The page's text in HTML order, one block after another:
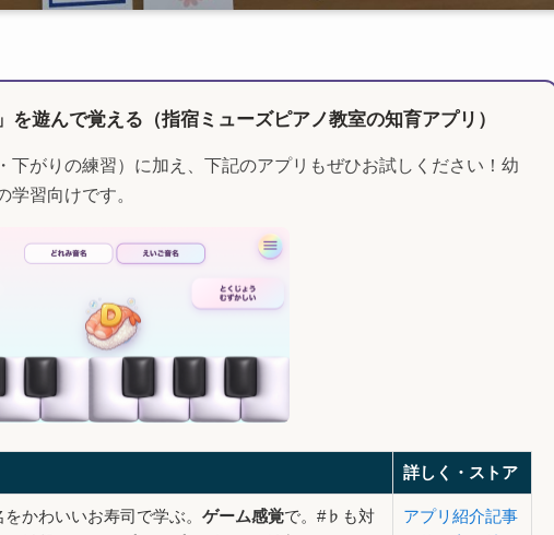
遊んで覚える（指宿ミューズピアノ教室の知育アプリ）
下がりの練習）に加え、下記のアプリもぜひお試しください！幼
学習向けです。
詳しく・ストア
かわいいお寿司で学ぶ。ゲーム感覚で。#♭も対
アプリ紹介記事